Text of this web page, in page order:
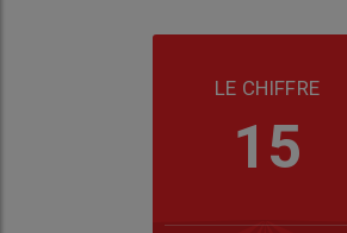
LE CHIFFRE
15